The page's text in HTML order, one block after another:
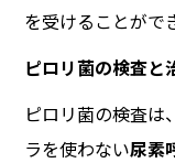
を受けることがで
ピロリ菌の検査と
ピロリ菌の検査は
ラを使わない尿素